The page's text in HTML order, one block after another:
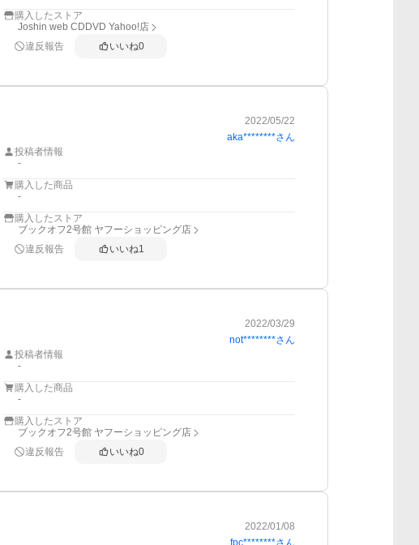
購入したストア
Joshin web CDDVD Yahoo!店
違反報告
いいね0
2022/05/22
aka********さん
投稿者情報
-
購入した商品
-
購入したストア
ブックオフ2号館 ヤフーショッピング店
違反報告
いいね1
2022/03/29
not********さん
投稿者情報
-
購入した商品
-
購入したストア
ブックオフ2号館 ヤフーショッピング店
違反報告
いいね0
2022/01/08
fpc********さん